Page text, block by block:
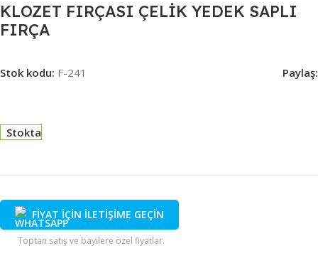
KLOZET FIRÇASI ÇELİK YEDEK SAPLI
FIRÇA
Stok kodu: F-241 Paylaş:
Stokta
FİYAT İÇİN İLETİŞİME GEÇİN
Toptan satış ve bayilere özel fiyatlar.